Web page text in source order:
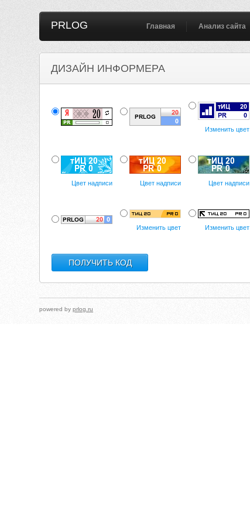
PRLOG Главная Анализ сайта
ДИЗАЙН ИНФОРМЕРА
Изменить цвет
Цвет надписи Цвет надписи Цвет надписи
Изменить цвет Изменить цвет
powered byprlog.ru